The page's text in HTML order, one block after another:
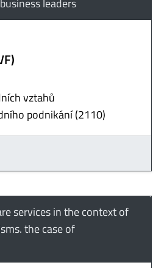
leaders
vztahů
podnikání (2110)
services in the context of
the case of